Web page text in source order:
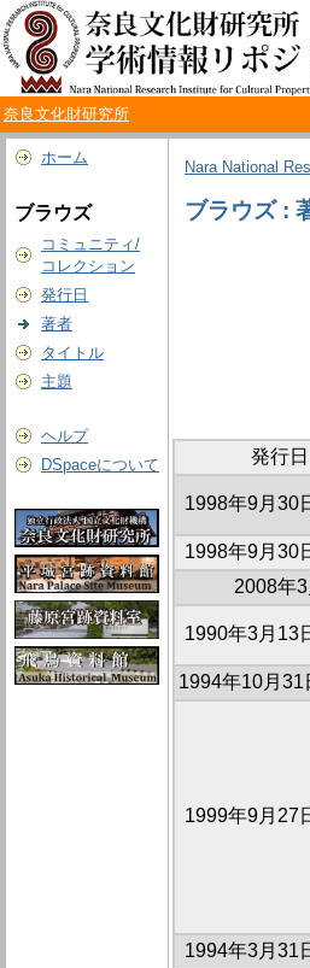
奈良文化財研究所
ホーム
ブラウズ
コミュニティ/
コレクション
発行日
著者
タイトル
主題
ヘルプ
DSpaceについて
Nara National
ブラウズ :
発行日
1998年9月30
1998年9月30
2008年3
1990年3月13
1994年10月31
1999年9月27
1994年3月31